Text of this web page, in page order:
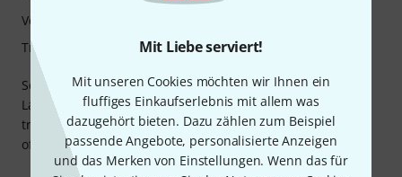
Mit Liebe serviert!
Mit unseren Cookies möchten wir Ihnen ein
fluffiges Einkaufserlebnis mit allem was
dazugehört bieten. Dazu zählen zum Beispiel
passende Angebote, personalisierte Anzeigen
und das Merken von Einstellungen. Wenn das für
Sehr robustes Material, wirklich ideal um
Lautsprecherständer, Distanzstangen, etc. sicher zu
transportieren und zu lagern. Wir haben sie bis jetzt sehr
oft im Einsatz und das Material hält und sieht aus wie neu!
Verarbeitung
Tragekomfort